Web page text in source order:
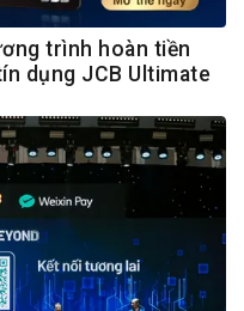
trình hoàn tiền
dụng JCB Ultimate